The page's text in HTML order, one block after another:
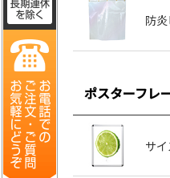
防
ポスターフレ
サ